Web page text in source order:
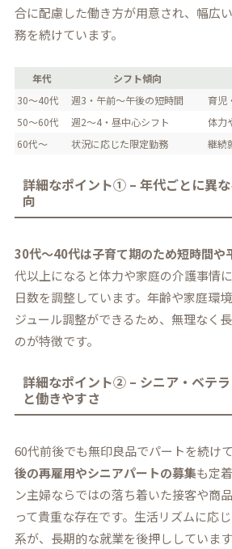
合に配慮した働き方が用意され、幅広
務を続けています。
年代 シフト傾向
30〜40代
週3・午前〜午後の短時間
育児
50〜60代
週2～4・昼中心シフト
体力
60代〜
状況に応じた限定勤務 継続
詳細なポイント① – 年代ごとに異
向
30代〜40代は子育て期のため短時間や
代以上になると体力や家庭の介護事情
日数を調整しています。年齢や家庭環
ジュール調整ができるため、無理なく
のが特徴です。
詳細なポイント② – シニア・ベテ
と働きやすさ
60代前後でも無印良品でパートを続け
後の再雇用やシニアパートの募集も定
ン主婦ならではの落ち着いた接客や商
って貴重な存在です。生活リズムに応
系が、長期的な就業を後押ししています